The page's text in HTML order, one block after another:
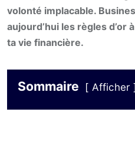
volonté implacable.
aujourd’hui les règles d’or
ta vie financière.
Sommaire Afficher